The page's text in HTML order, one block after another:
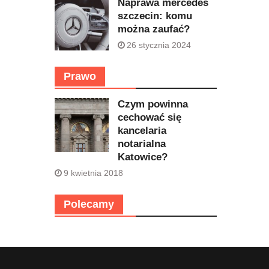
Naprawa mercedes
szczecin: komu
można zaufać?
26 stycznia 2024
Prawo
Czym powinna
cechować się
kancelaria
notarialna
Katowice?
9 kwietnia 2018
Polecamy